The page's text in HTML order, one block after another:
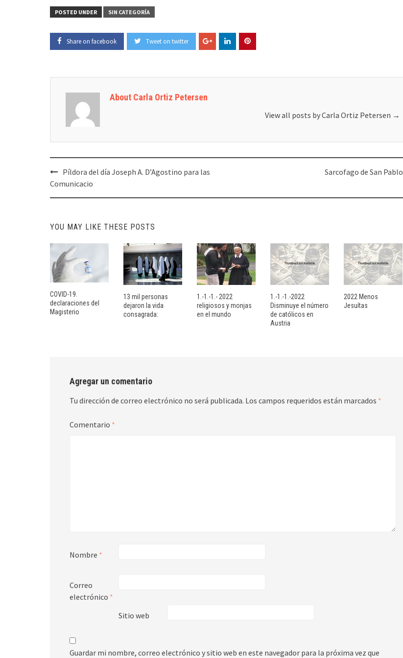
POSTED UNDER SIN CATEGORÍA
Share on facebook Tweet on twitter
About Carla Ortiz Petersen
View all posts by Carla Ortiz Petersen →
Post
navigation
Píldora del día Joseph A. D’Agostino para las
Comunicacio
Sarcofago de San Pablo
YOU MAY LIKE THESE POSTS
COVID-19.
declaraciones del
Magisterio
13 mil personas
dejaron la vida
consagrada:
1.-1.-1.- 2022
religiosos y monjas
en el mundo
1.-1.-1.-2022
Disminuye el número
de católicos en
Austria
2022 Menos
Jesuítas
Agregar un comentario
Tu dirección de correo electrónico no será publicada. Los campos requeridos están marcados *
Comentario *
Nombre *
Correo
electrónico *
Sitio web
Guardar mi nombre, correo electrónico y sitio web en este navegador para la próxima vez que